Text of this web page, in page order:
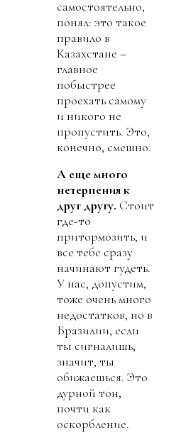
самостоятельно,
понял: это такое
правило в
Казахстане –
главное
побыстрее
проехать самому
и никого не
пропустить. Это,
конечно, смешно.
А еще много
нетерпения к
друг другу. Стоит
где-то
притормозить, и
все тебе сразу
начинают гудеть.
У нас, допустим,
тоже очень много
недостатков, но в
Бразилии, если
ты сигналишь,
значит, ты
обижаешься. Это
дурной тон,
почти как
оскорбление.